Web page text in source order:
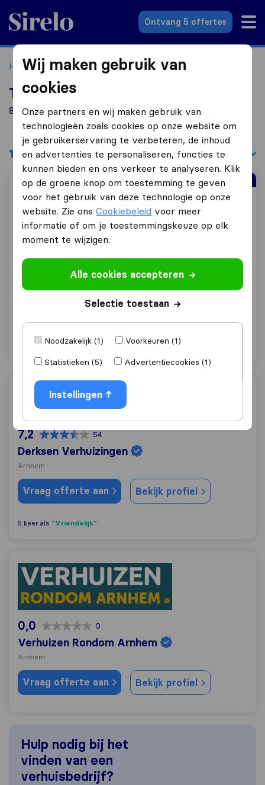
Sirelo.nl
Ontvang 5 offertes
Home Verhuisbedrijven Verhuisbedrijven Arnhem
Top 10 verhuisbedrijven in Arnhem
8 verhuisbedrijven gevonden in Arnhem
Filters Sorteer op:
Sirelo Top Verhuizer
KW Verhuizingen
9,9 221
KW Verhuizingen
Arnhem
"Behulpzaam"
Derksen Verhuizingen
7,2 54
Derksen Verhuizingen
Arnhem
Vraag offerte aan Bekijk profiel
5 keer als "Vriendelijk"
Verhuizen Rondom Arnhem
0,0 0
Verhuizen Rondom Arnhem
Arnhem
Vraag offerte aan Bekijk profiel
Hulp nodig bij het
vinden van een
verhuisbedrijf?
Wij maken gebruik van
cookies
Onze partners en wij maken gebruik van
technologieën zoals cookies op onze website om
je gebruikerservaring te verbeteren, de inhoud
en advertenties te personaliseren, functies te
kunnen bieden en ons verkeer te analyseren. Klik
op de groene knop om toestemming te geven
voor het gebruik van deze technologie op onze
website. Zie onsCookiebeleid voor meer
informatie of om je toestemmingskeuze op elk
moment te wijzigen.
Alle cookies accepteren
Selectie toestaan
Noodzakelijk (1)
Voorkeuren (1)
Statistieken (5)
Advertentiecookies (1)
Instellingen